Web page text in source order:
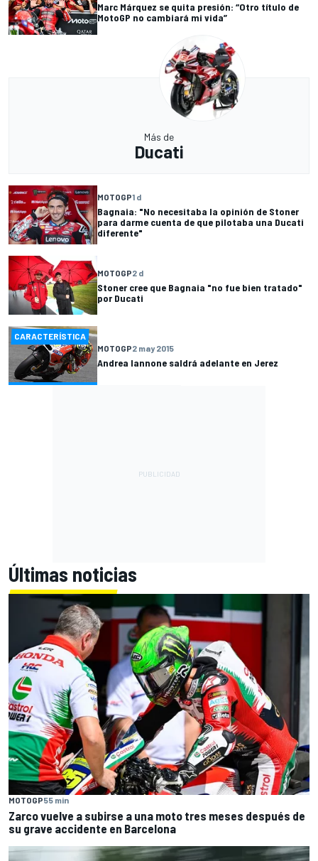
Marc Márquez se quita presión: “Otro título de
MotoGP no cambiará mi vida”
Más de
Ducati
MOTOGP1 d
Bagnaia: "No necesitaba la opinión de Stoner
para darme cuenta de que pilotaba una Ducati
diferente"
MOTOGP2 d
Stoner cree que Bagnaia "no fue bien tratado"
por Ducati
CARACTERÍSTICA
MOTOGP2 may 2015
Andrea Iannone saldrá adelante en Jerez
Últimas noticias
MOTOGP55 min
Zarco vuelve a subirse a una moto tres meses después de
su grave accidente en Barcelona